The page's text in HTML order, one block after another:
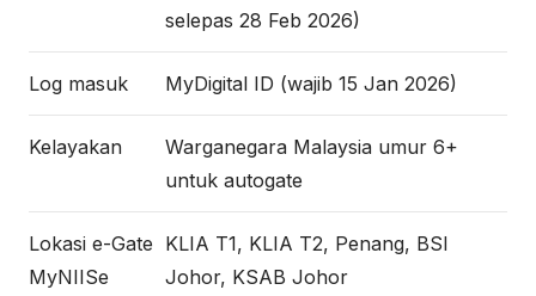
selepas 28 Feb 2026)
Log masuk MyDigital ID (wajib 15 Jan 2026)
Kelayakan
Warganegara Malaysia umur 6+
untuk autogate
Lokasi e-Gate
MyNIISe
KLIA T1, KLIA T2, Penang, BSI
Johor, KSAB Johor